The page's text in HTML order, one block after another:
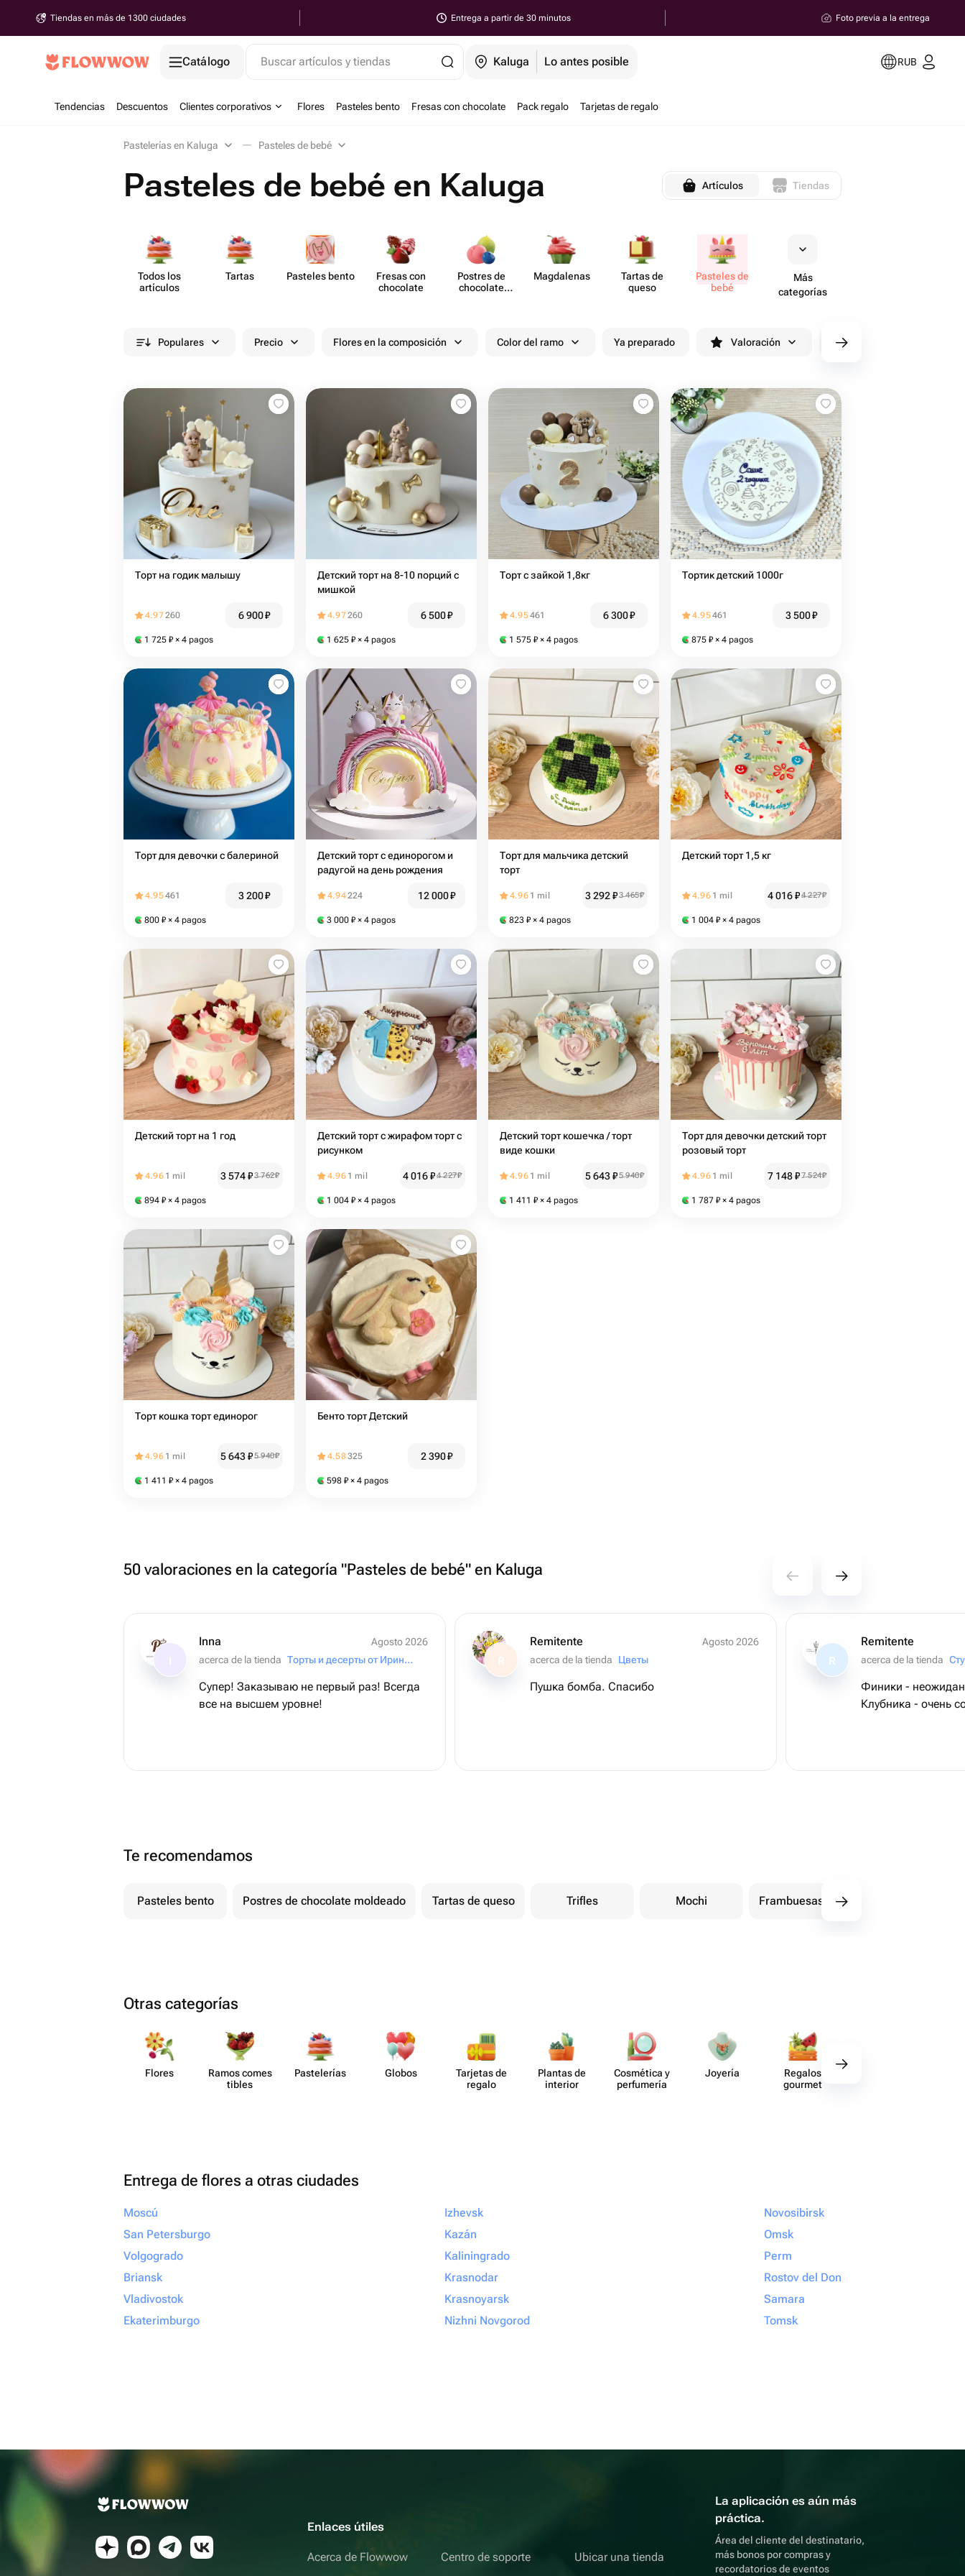
Tiendas en más de 1300 ciudades Entrega a partir de 30 minutos Foto previa a la entrega
Catálogo Buscar artículos y tiendas Kaluga Lo antes posible RUB
Tendencias Descuentos Clientes corporativos Flores Pasteles bento Fresas con chocolate Pack regalo Tarjetas de regalo
Pastelerías en Kaluga Pasteles de bebé
Pasteles de bebé en Kaluga Artículos Tiendas
Todos los
artículos
Tartas Pasteles bento
Fresas con
chocolate
Postres de
chocolate
Magd​alenas
Tartas de
queso
Pasteles de
bebé
Más
categorías
Populares Precio Flores en la composición Color del ramo Ya preparado Valoración cv/filters/name_fast_delivery
Торт на годик малышу
4.97260 6 900₽
1 725 ₽ × 4 pagos
Детский торт на 8-10 порций с
мишкой
4.97260 6 500₽
1 625 ₽ × 4 pagos
Торт с зайкой 1,8кг
4.95461 6 300₽
1 575 ₽ × 4 pagos
Тортик детский 1000г
4.95461 3 500₽
875 ₽ × 4 pagos
Торт для девочки с балериной
4.95461 3 200₽
800 ₽ × 4 pagos
Детский торт с единорогом и
радугой на день рождения
4.94224 12 000₽
3 000 ₽ × 4 pagos
Торт для мальчика детский
торт
4.96 1 mil 3 292₽3 465₽
823 ₽ × 4 pagos
Детский торт 1,5 кг
4.96 1 mil 4 016₽4 227₽
1 004 ₽ × 4 pagos
Детский торт на 1 год
4.96 1 mil 3 574₽3 762₽
894 ₽ × 4 pagos
Детский торт с жирафом торт с
рисунком
4.96 1 mil 4 016₽4 227₽
1 004 ₽ × 4 pagos
Детский торт кошечка / торт
виде кошки
4.96 1 mil 5 643₽5 940₽
1 411 ₽ × 4 pagos
Торт для девочки детский торт
розовый торт
4.96 1 mil 7 148₽7 524₽
1 787 ₽ × 4 pagos
Торт кошка торт единорог
4.96 1 mil 5 643₽5 940₽
1 411 ₽ × 4 pagos
Бенто торт Детский
4.58325 2 390₽
598 ₽ × 4 pagos
50 valoraciones en la categoría "Pasteles de bebé" en Kaluga
Inna
Agosto 2026
acerca de la tienda
Торты и десерты от Ирины Прошиной (Proshina Cake)
Супер! Заказываю не первый раз! Всегда
все на высшем уровне!
R
Remitente
Agosto 2026
acerca de la tienda
Цветы
Пушка бомба. Спасибо
R
Remitente
acerca de la tienda
Финики -
Клубника - очень
Te recomendamos
Pasteles bento Postres de chocolate moldeado Tartas de queso Trifles Mochi Frambuesas cubiertas de chocolate
Otras categorías
Flores
Ramos comes​
tibles
Paste​lerías Globos
Tarjetas de
regalo
Plantas de
interior
Cosmética y
perf​umería
Joyería
Regalos
gourmet
Entrega de flores a otras ciudades
Moscú
San Petersburgo
Volgogrado
Briansk
Vladivostok
Ekaterimburgo
Izhevsk
Kazán
Kaliningrado
Krasnodar
Krasnoyarsk
Nizhni Novgorod
Novosibirsk
Omsk
Perm
Rostov del Don
Samara
Tomsk
Enlaces útiles
Acerca de Flowwow
Centro de soporte
Ubicar una tienda
La aplicación es aún más
práctica.
Área del cliente del destinatario,
más bonos por compras y
recordatorios de eventos